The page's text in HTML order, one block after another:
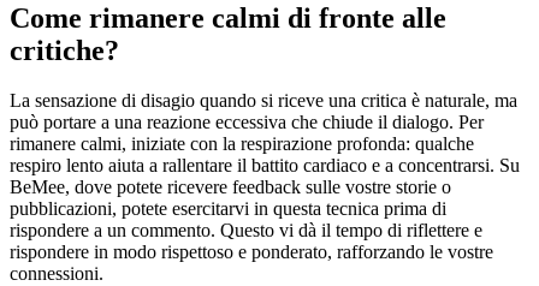
Come rimanere calmi di fronte alle
critiche?
La sensazione di disagio quando si riceve una critica è naturale, ma
può portare a una reazione eccessiva che chiude il dialogo. Per
rimanere calmi, iniziate con la respirazione profonda: qualche
respiro lento aiuta a rallentare il battito cardiaco e a concentrarsi. Su
BeMee, dove potete ricevere feedback sulle vostre storie o
pubblicazioni, potete esercitarvi in questa tecnica prima di
rispondere a un commento. Questo vi dà il tempo di riflettere e
rispondere in modo rispettoso e ponderato, rafforzando le vostre
connessioni.